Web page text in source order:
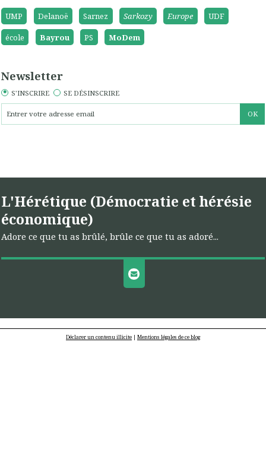
UMP Delanoë Sarnez Sarkozy Europe
UDF
école
Bayrou PS MoDem
Newsletter
S'INSCRIRE SE DÉSINSCRIRE
L'Hérétique (Démocratie et hérésie
économique)
Adore ce que tu as brûlé, brûle ce que tu as adoré...
Déclarer un contenu illicite | Mentions légales de ce blog